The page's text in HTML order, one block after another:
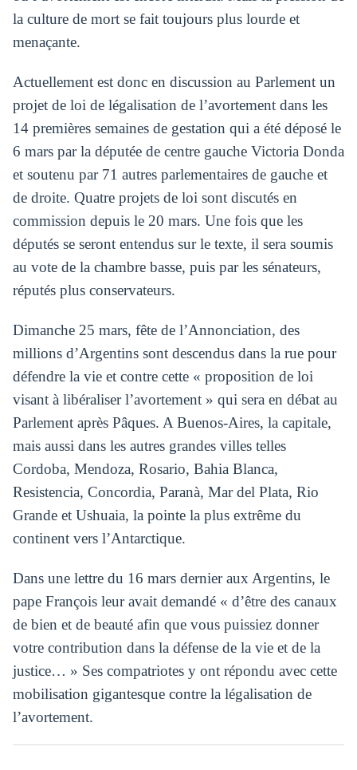
la culture de mort se fait toujours plus lourde et
menaçante.
Actuellement est donc en discussion au Parlement un
projet de loi de légalisation de l’avortement dans les
14 premières semaines de gestation qui a été déposé le
6 mars par la députée de centre gauche Victoria Donda
et soutenu par 71 autres parlementaires de gauche et
de droite. Quatre projets de loi sont discutés en
commission depuis le 20 mars. Une fois que les
députés se seront entendus sur le texte, il sera soumis
au vote de la chambre basse, puis par les sénateurs,
réputés plus conservateurs.
Dimanche 25 mars, fête de l’Annonciation, des
millions d’Argentins sont descendus dans la rue pour
défendre la vie et contre cette « proposition de loi
visant à libéraliser l’avortement » qui sera en débat au
Parlement après Pâques. A Buenos-Aires, la capitale,
mais aussi dans les autres grandes villes telles
Cordoba, Mendoza, Rosario, Bahia Blanca,
Resistencia, Concordia, Paranà, Mar del Plata, Rio
Grande et Ushuaia, la pointe la plus extrême du
continent vers l’Antarctique.
Dans une lettre du 16 mars dernier aux Argentins, le
pape François leur avait demandé « d’être des canaux
de bien et de beauté afin que vous puissiez donner
votre contribution dans la défense de la vie et de la
justice… » Ses compatriotes y ont répondu avec cette
mobilisation gigantesque contre la légalisation de
l’avortement.